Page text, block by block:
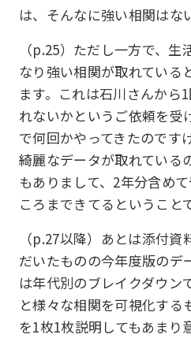
は、そんなに強い相関はな
（p.25）ただし一方で、
なり強い相関が取れている
ます。これは石川さんから
れないかというご依頼を受
で何回かやってきたのです
綺麗なデータが取れている
もありまして、2年分含め
ころまできてるということ
（p.27以降）あとは添付
だいたものの今年度版のデ
は年代別のブレイクダウン
と様々な相関を可視化する
を1枚1枚説明してもあまり